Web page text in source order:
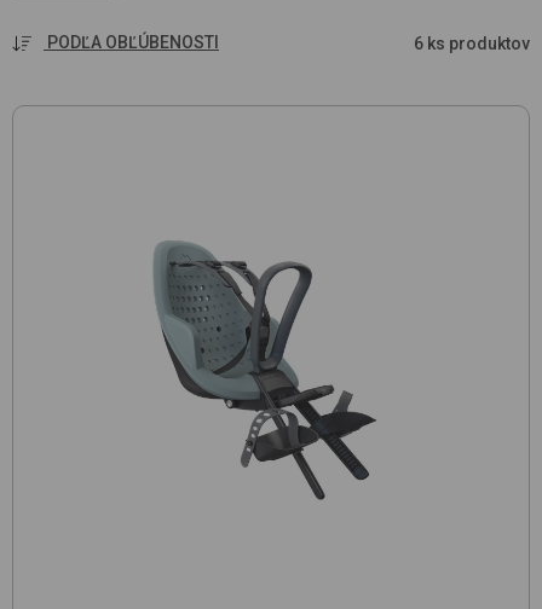
PODĽA OBĽÚBENOSTI 6 ks produktov